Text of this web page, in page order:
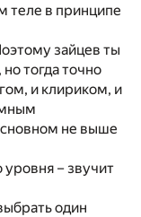
теле в принципе
зайцев ты
тогда точно
и клириком, и
не выше
– звучит
один